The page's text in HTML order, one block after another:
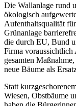
Die Wallanlage rund
ökologisch
Aufenthaltsqualität
Grünanlage
die durch EU, Bund
Firma voraussichtlich
gesamten
neue Bäume als
Statt
Wiesen, Obstbäume